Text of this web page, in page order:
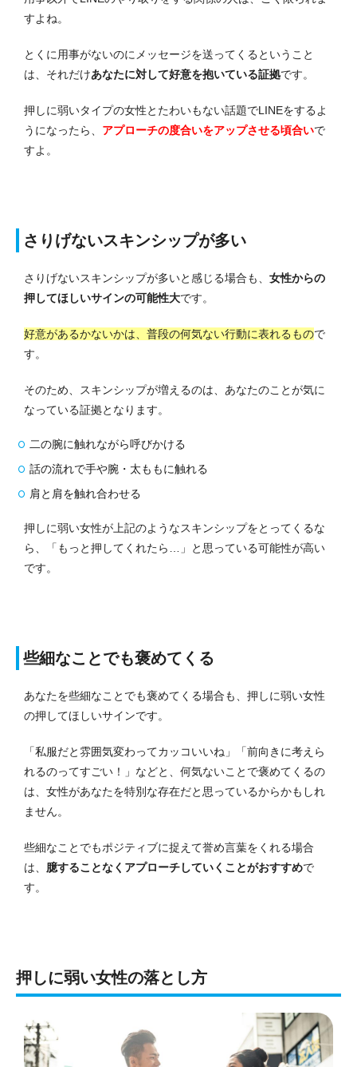
すよね。
とくに用事がないのにメッセージを送ってくるということ
は、それだけあなたに対して好意を抱いている証拠です。
押しに弱いタイプの女性とたわいもない話題でLINEをするよ
うになったら、 アプローチの度合いをアップさせる頃合いで
すよ。
さりげないスキンシップが多い
さりげないスキンシップが多いと感じる場合も、 女性からの
押してほしいサインの可能性大です。
好意があるかないかは、普段の何気ない行動に表れるもので
す。
そのため、スキンシップが増えるのは、あなたのことが気に
なっている証拠となります。
二の腕に触れながら呼びかける
話の流れで手や腕・太ももに触れる
肩と肩を触れ合わせる
押しに弱い女性が上記のようなスキンシップをとってくるな
ら、「もっと押してくれたら…」と思っている可能性が高い
です。
些細なことでも褒めてくる
あなたを些細なことでも褒めてくる場合も、押しに弱い女性
の押してほしいサインです。
「私服だと雰囲気変わってカッコいいね」「前向きに考えら
れるのってすごい！」などと、何気ないことで褒めてくるの
は、女性があなたを特別な存在だと思っているからかもしれ
ません。
些細なことでもポジティブに捉えて誉め言葉をくれる場合
は、 臆することなくアプローチしていくことがおすすめで
す。
押しに弱い女性の落とし方